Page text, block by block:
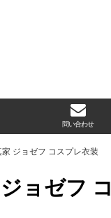
問い合わせ
ジョゼフ コスプレ衣装
ョゼフ